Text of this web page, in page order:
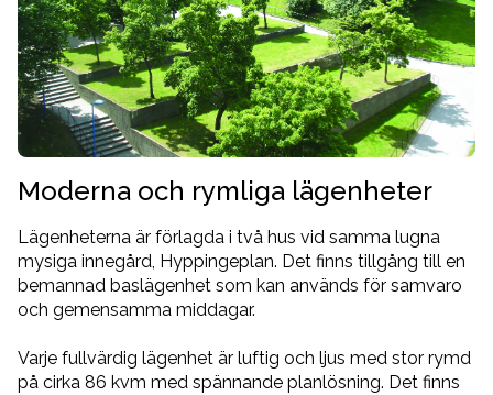
Moderna och rymliga lägenheter
Lägenheterna är förlagda i två hus vid samma lugna
mysiga innegård, Hyppingeplan. Det finns tillgång till en
bemannad baslägenhet som kan används för samvaro
och gemensamma middagar.
Varje fullvärdig lägenhet är luftig och ljus med stor rymd
på cirka 86 kvm med spännande planlösning. Det finns